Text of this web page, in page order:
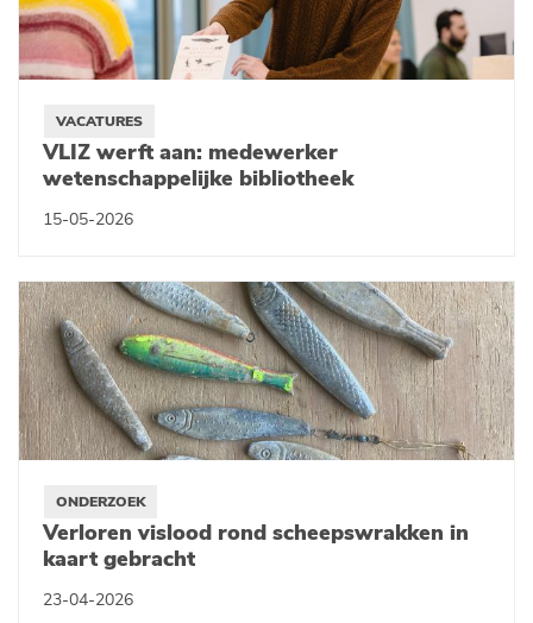
VACATURES
VLIZ werft aan: medewerker
wetenschappelijke bibliotheek
15-05-2026
ONDERZOEK
Verloren vislood rond scheepswrakken in
kaart gebracht
23-04-2026